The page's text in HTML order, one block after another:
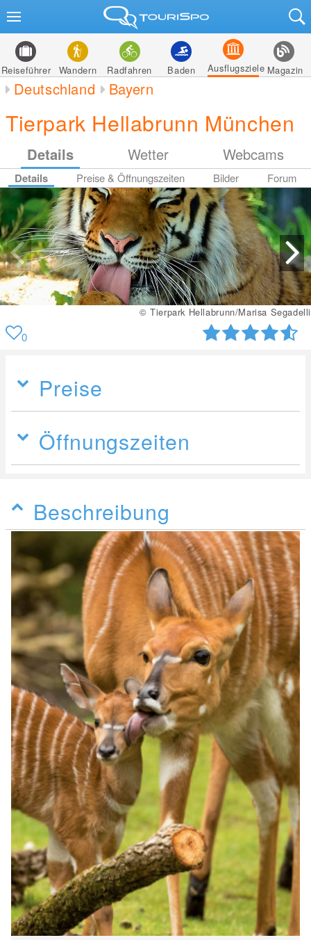
Reiseführer Wandern Radfahren Baden Ausflugsziele Magazin
Deutschland Bayern
Tierpark Hellabrunn München
Details Wetter Webcams
Details Preise & Öffnungszeiten Bilder Forum
© Tierpark Hellabrunn/Marisa Segadelli
0
Preise
Öffnungszeiten
Beschreibung